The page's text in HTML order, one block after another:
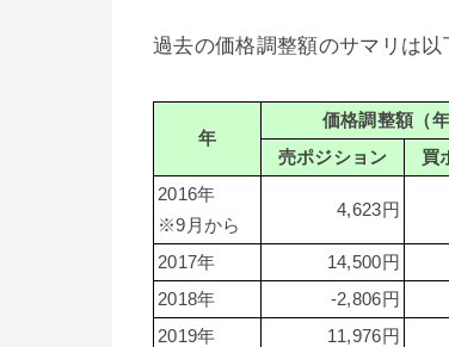
過去の価格調整額のサマリは以
年
価格調整額（年
売ポジション
買
2016年
※9月から
4,623円
2017年 14,500円
2018年
-2,806円
2019年
11,976円